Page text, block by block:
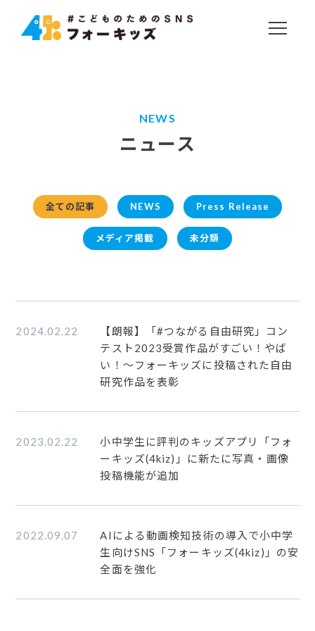
NEWS
ニュース
全ての記事 NEWS Press Release
メディア掲載 未分類
2024.02.22
【朗報】「#つながる自由研究」コン
テスト2023受賞作品がすごい！やば
い！〜フォーキッズに投稿された自由
研究作品を表彰
2023.02.22
小中学生に評判のキッズアプリ「フォ
ーキッズ(4kiz)」に新たに写真・画像
投稿機能が追加
2022.09.07
AIによる動画検知技術の導入で小中学
生向けSNS「フォーキッズ(4kiz)」の安
全面を強化